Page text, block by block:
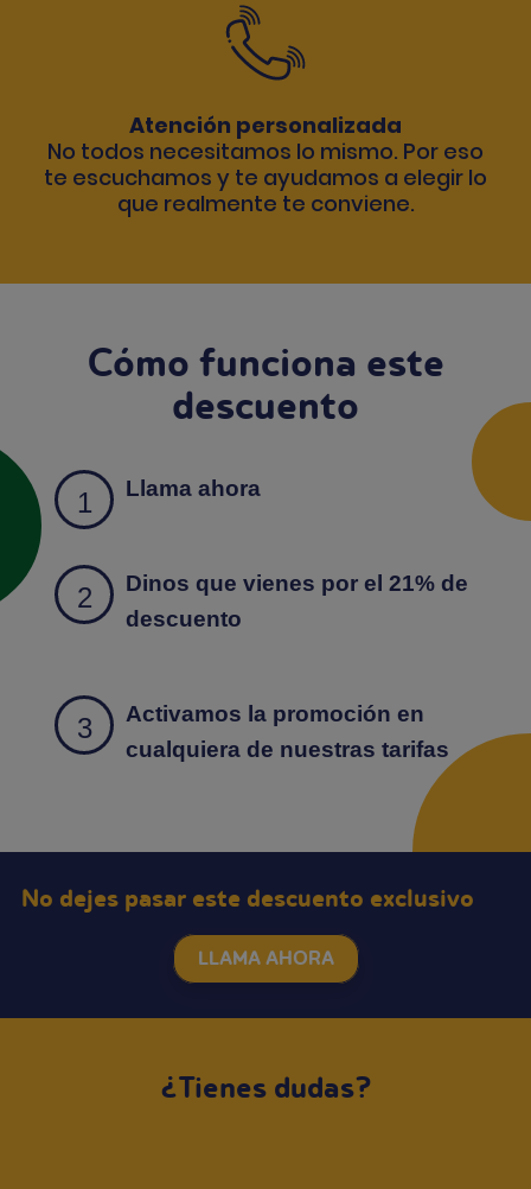
Atención personalizada
No todos necesitamos lo mismo. Por eso
te escuchamos y te ayudamos a elegir lo
que realmente te conviene.
Cómo funciona este
descuento
Llama ahora
Dinos que vienes por el 21% de
descuento
Activamos la promoción en
cualquiera de nuestras tarifas
No dejes pasar este descuento exclusivo
LLAMA AHORA
¿Tienes dudas?